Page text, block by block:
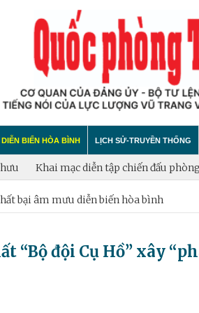
trị
BIẾN HÒA BÌNH
bại âm mưu diễn biến hòa bình
LỊCH SỬ-TRUYỀN THỐNG
Theo Dòng Lịch Sử
Lịch sử LLVT nhân
mạc diễn tập chiến đấu phòng thủ xã
bại âm mưu diễn biến hòa bình
“Bộ đội Cụ Hồ” xây